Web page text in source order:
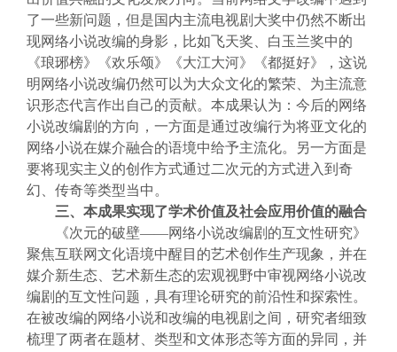
了一些新问题，但是国内主流电视剧大奖中仍然不断出
现网络小说改编的身影，比如飞天奖、白玉兰奖中的
《琅琊榜》《欢乐颂》《大江大河》《都挺好》，这说
明网络小说改编仍然可以为大众文化的繁荣、为主流意
识形态代言作出自己的贡献。本成果认为：今后的网络
小说改编剧的方向，一方面是通过改编行为将亚文化的
网络小说在媒介融合的语境中给予主流化。另一方面是
要将现实主义的创作方式通过二次元的方式进入到奇
幻、传奇等类型当中。
三、本成果实现了学术价值及社会应用价值的融合
《次元的破壁——网络小说改编剧的互文性研究》
聚焦互联网文化语境中醒目的艺术创作生产现象，并在
媒介新生态、艺术新生态的宏观视野中审视网络小说改
编剧的互文性问题，具有理论研究的前沿性和探索性。
在被改编的网络小说和改编的电视剧之间，研究者细致
梳理了两者在题材、类型和文体形态等方面的异同，并